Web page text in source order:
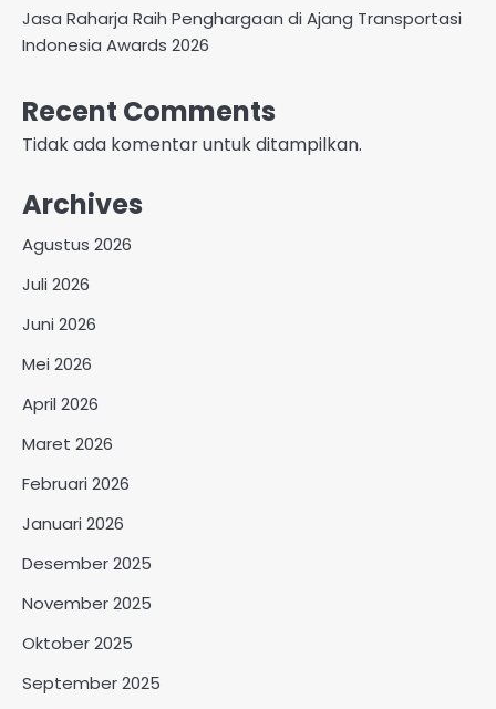
Jasa Raharja Raih Penghargaan di Ajang Transportasi
Indonesia Awards 2026
Recent Comments
Tidak ada komentar untuk ditampilkan.
Archives
Agustus 2026
Juli 2026
Juni 2026
Mei 2026
April 2026
Maret 2026
Februari 2026
Januari 2026
Desember 2025
November 2025
Oktober 2025
September 2025